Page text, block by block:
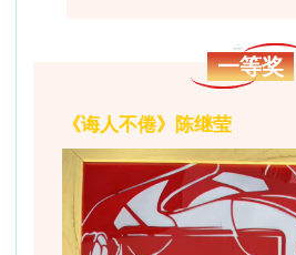
一等奖
《诲人不倦》陈继莹